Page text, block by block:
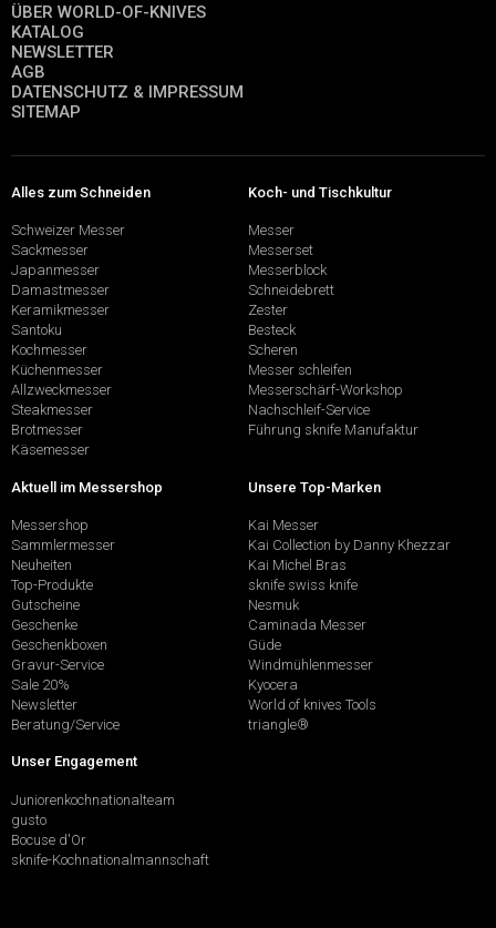
ÜBER WORLD-OF-KNIVES
KATALOG
NEWSLETTER
AGB
DATENSCHUTZ & IMPRESSUM
SITEMAP
Alles zum Schneiden
Schweizer Messer
Sackmesser
Japanmesser
Damastmesser
Keramikmesser
Santoku
Kochmesser
Küchenmesser
Allzweckmesser
Steakmesser
Brotmesser
Käsemesser
Koch- und Tischkultur
Messer
Messerset
Messerblock
Schneidebrett
Zester
Besteck
Scheren
Messer schleifen
Messerschärf-Workshop
Nachschleif-Service
Führung sknife Manufaktur
Aktuell im Messershop
Messershop
Sammlermesser
Neuheiten
Top-Produkte
Gutscheine
Geschenke
Geschenkboxen
Gravur-Service
Sale 20%
Newsletter
Beratung/Service
Unsere Top-Marken
Kai Messer
Kai Collection by Danny Khezzar
Kai Michel Bras
sknife swiss knife
Nesmuk
Caminada Messer
Güde
Windmühlenmesser
Kyocera
World of knives Tools
triangle®
Unser Engagement
Juniorenkochnationalteam
gusto
Bocuse d'Or
sknife-Kochnationalmannschaft